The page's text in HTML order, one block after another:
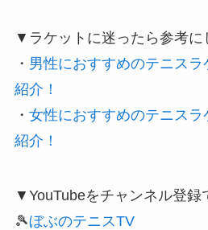
▼ラケットに迷ったら参考に
・ 男性におすすめのテニス
紹介！
・ 女性におすすめのテニスラ
紹介！
▼YouTubeをチャンネル登録
🎾ぼぶのテニスTV